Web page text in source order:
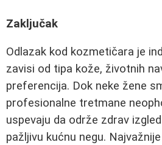
Zaključak
Odlazak kod kozmetičara je
zavisi od tipa kože, životnih
preferencija. Dok neke žene
profesionalne tretmane
uspevaju da održe zdrav
pažljivu kućnu negu.